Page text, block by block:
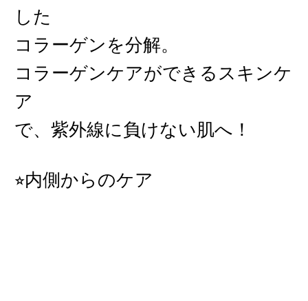
した
コラーゲンを分解。
コラーゲンケアができるスキンケ
ア
で、紫外線に負けない肌へ！
⭐︎内側からのケア